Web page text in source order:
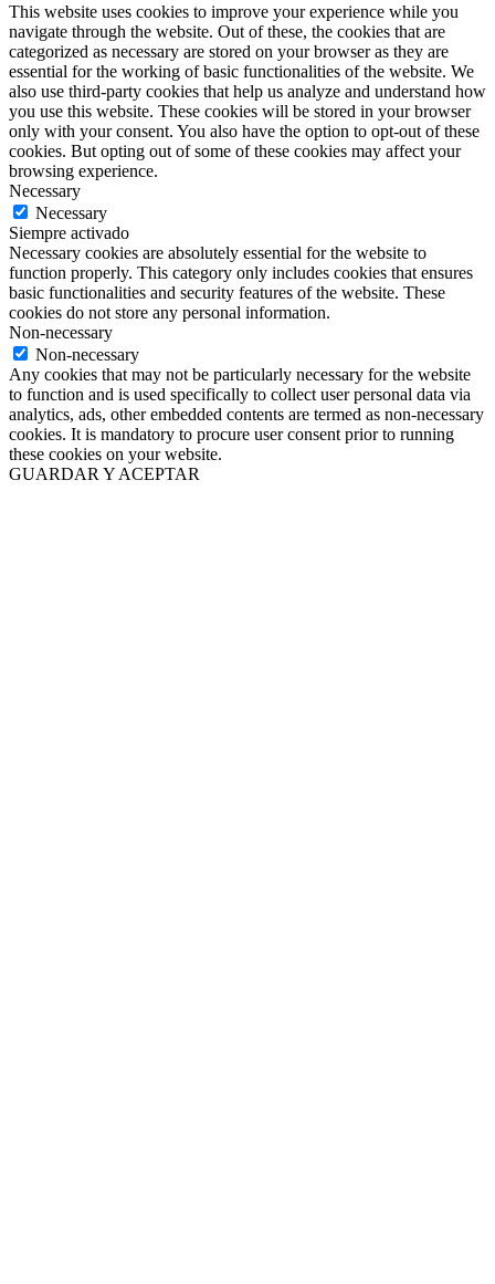
This website uses cookies to improve your experience while you
navigate through the website. Out of these, the cookies that are
categorized as necessary are stored on your browser as they are
essential for the working of basic functionalities of the website. We
also use third-party cookies that help us analyze and understand how
you use this website. These cookies will be stored in your browser
only with your consent. You also have the option to opt-out of these
cookies. But opting out of some of these cookies may affect your
browsing experience.
Necessary
Necessary
Siempre activado
Necessary cookies are absolutely essential for the website to
function properly. This category only includes cookies that ensures
basic functionalities and security features of the website. These
cookies do not store any personal information.
Non-necessary
Non-necessary
Any cookies that may not be particularly necessary for the website
to function and is used specifically to collect user personal data via
analytics, ads, other embedded contents are termed as non-necessary
cookies. It is mandatory to procure user consent prior to running
these cookies on your website.
GUARDAR Y ACEPTAR